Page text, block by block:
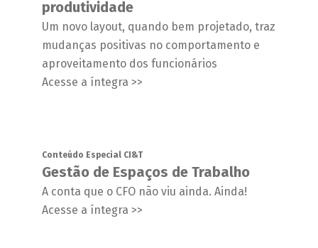
produtividade
Um novo layout, quando bem projetado, traz
mudanças positivas no comportamento e
aproveitamento dos funcionários
Acesse a íntegra >>
Conteúdo Especial CI&T
Gestão de Espaços de Trabalho
A conta que o CFO não viu ainda. Ainda!
Acesse a íntegra >>